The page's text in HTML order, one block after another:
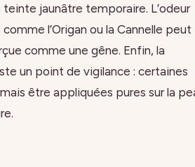
jaunâtre temporaire. L’odeur
l’Origan ou la Cannelle peut
comme une gêne. Enfin, la
un point de vigilance : certaines
être appliquées pures sur la